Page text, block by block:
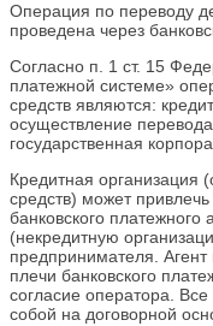
Операция по переводу
проведена через
Согласно п. 1 ст. 15
платежной системе»
средств являются:
осуществление
государственная
Кредитная организация
средств) может
банковского
(некредитную
предпринимателя.
плечи банковского
согласие оператора.
собой на договорной